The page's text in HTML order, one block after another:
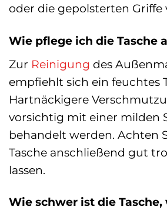
oder die gepolsterten Griffe
Wie pflege ich die Tasche
Zur Reinigung des
empfiehlt sich ein feuchtes
Hartnäckigere
vorsichtig mit einer milden
behandelt werden. Achten
Tasche anschließend gut
lassen.
Wie schwer ist die